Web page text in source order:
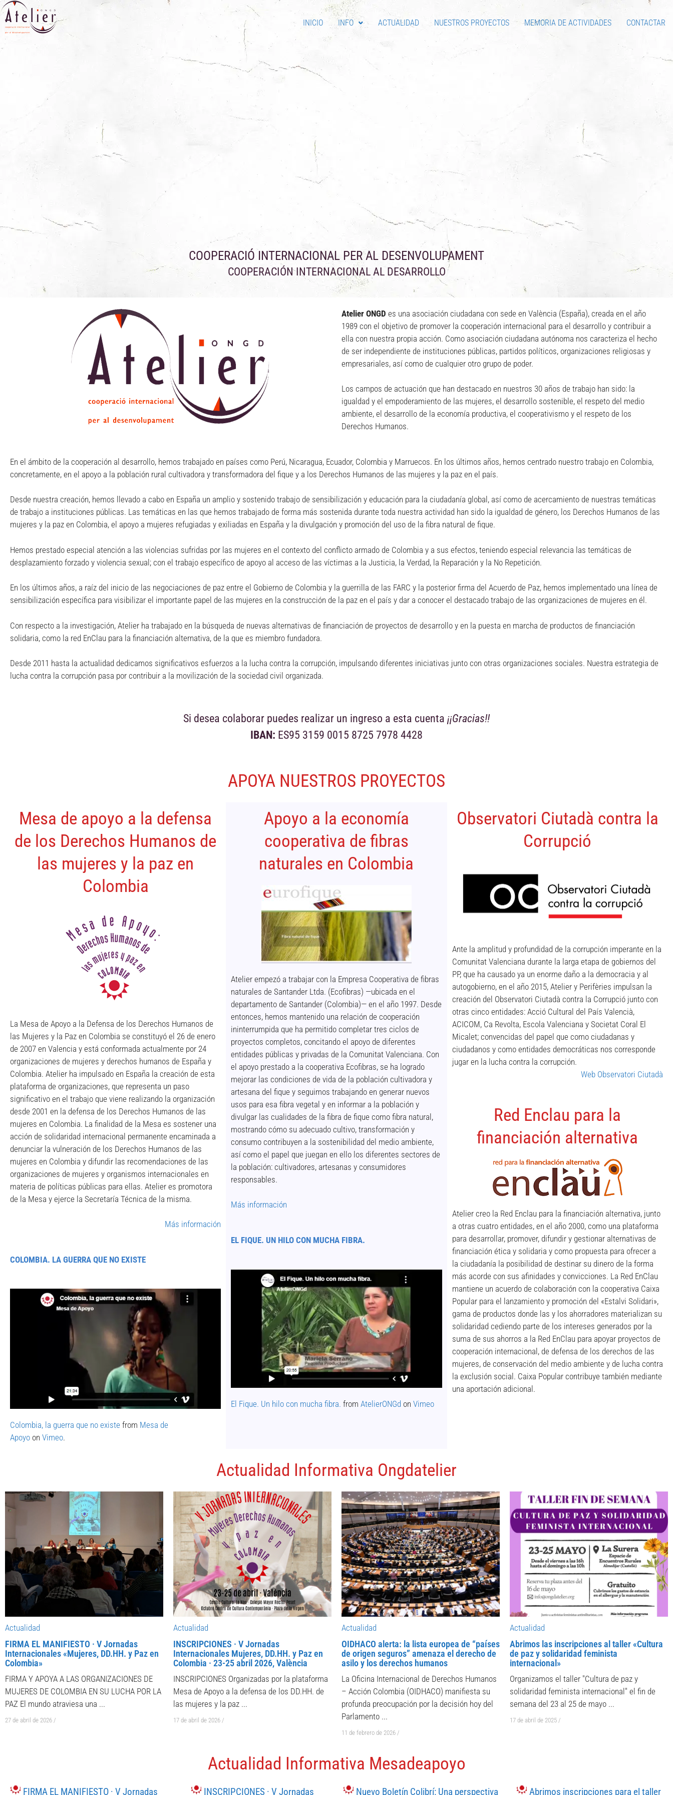
INICIO INFO ACTUALIDAD NUESTROS PROYECTOS MEMORIA DE ACTIVIDADES CONTACTAR
COOPERACIÓ INTERNACIONAL PER AL DESENVOLUPAMENT
COOPERACIÓN INTERNACIONAL AL DESARROLLO
Atelier ONGD es una asociación ciudadana con sede en València (España), creada en el año
1989 con el objetivo de promover la cooperación internacional para el desarrollo y contribuir a
ella con nuestra propia acción. Como asociación ciudadana autónoma nos caracteriza el hecho
de ser independiente de instituciones públicas, partidos políticos, organizaciones religiosas y
empresariales, así como de cualquier otro grupo de poder.
Los campos de actuación que han destacado en nuestros 30 años de trabajo han sido: la
igualdad y el empoderamiento de las mujeres, el desarrollo sostenible, el respeto del medio
ambiente, el desarrollo de la economía productiva, el cooperativismo y el respeto de los
Derechos Humanos.
En el ámbito de la cooperación al desarrollo, hemos trabajado en países como Perú, Nicaragua, Ecuador, Colombia y Marruecos. En los últimos años, hemos centrado nuestro trabajo en Colombia,
concretamente, en el apoyo a la población rural cultivadora y transformadora del fique y a los Derechos Humanos de las mujeres y la paz en el país.
Desde nuestra creación, hemos llevado a cabo en España un amplio y sostenido trabajo de sensibilización y educación para la ciudadanía global, así como de acercamiento de nuestras temáticas
de trabajo a instituciones públicas. Las temáticas en las que hemos trabajado de forma más sostenida durante toda nuestra actividad han sido la igualdad de género, los Derechos Humanos de las
mujeres y la paz en Colombia, el apoyo a mujeres refugiadas y exiliadas en España y la divulgación y promoción del uso de la fibra natural de fique.
Hemos prestado especial atención a las violencias sufridas por las mujeres en el contexto del conflicto armado de Colombia y a sus efectos, teniendo especial relevancia las temáticas de
desplazamiento forzado y violencia sexual; con el trabajo específico de apoyo al acceso de las víctimas a la Justicia, la Verdad, la Reparación y la No Repetición.
En los últimos años, a raíz del inicio de las negociaciones de paz entre el Gobierno de Colombia y la guerrilla de las FARC y la posterior firma del Acuerdo de Paz, hemos implementado una línea de
sensibilización específica para visibilizar el importante papel de las mujeres en la construcción de la paz en el país y dar a conocer el destacado trabajo de las organizaciones de mujeres en él.
Con respecto a la investigación, Atelier ha trabajado en la búsqueda de nuevas alternativas de financiación de proyectos de desarrollo y en la puesta en marcha de productos de financiación
solidaria, como la red EnClau para la financiación alternativa, de la que es miembro fundadora.
Desde 2011 hasta la actualidad dedicamos significativos esfuerzos a la lucha contra la corrupción, impulsando diferentes iniciativas junto con otras organizaciones sociales. Nuestra estrategia de
lucha contra la corrupción pasa por contribuir a la movilización de la sociedad civil organizada.
Si desea colaborar puedes realizar un ingreso a esta cuenta ¡¡Gracias!!
IBAN: ES95 3159 0015 8725 7978 4428
APOYA NUESTROS PROYECTOS​
Mesa de apoyo a la defensa
de los Derechos Humanos de
las mujeres y la paz en
Colombia
La Mesa de Apoyo a la Defensa de los Derechos Humanos de
las Mujeres y la Paz en Colombia se constituyó el 26 de enero
de 2007 en Valencia y está conformada actualmente por 24
organizaciones de mujeres y derechos humanos de España y
Colombia. Atelier ha impulsado en España la creación de esta
plataforma de organizaciones, que representa un paso
significativo en el trabajo que viene realizando la organización
desde 2001 en la defensa de los Derechos Humanos de las
mujeres en Colombia. La finalidad de la Mesa es sostener una
acción de solidaridad internacional permanente encaminada a
denunciar la vulneración de los Derechos Humanos de las
mujeres en Colombia y difundir las recomendaciones de las
organizaciones de mujeres y organismos internacionales en
materia de políticas públicas para ellas. Atelier es promotora
de la Mesa y ejerce la Secretaría Técnica de la misma.
Más información
COLOMBIA. LA GUERRA QUE NO EXISTE
Colombia, la guerra que no existe from Mesa de
Apoyo on Vimeo.
Apoyo a la economía
cooperativa de fibras
naturales en Colombia
Atelier empezó a trabajar con la Empresa Cooperativa de fibras
naturales de Santander Ltda. (Ecofibras) —ubicada en el
departamento de Santander (Colombia)— en el año 1997. Desde
entonces, hemos mantenido una relación de cooperación
ininterrumpida que ha permitido completar tres ciclos de
proyectos completos, concitando el apoyo de diferentes
entidades públicas y privadas de la Comunitat Valenciana. Con
el apoyo prestado a la cooperativa Ecofibras, se ha logrado
mejorar las condiciones de vida de la población cultivadora y
artesana del fique y seguimos trabajando en generar nuevos
usos para esa fibra vegetal y en informar a la población y
divulgar las cualidades de la fibra de fique como fibra natural,
mostrando cómo su adecuado cultivo, transformación y
consumo contribuyen a la sostenibilidad del medio ambiente,
así como el papel que juegan en ello los diferentes sectores de
la población: cultivadores, artesanas y consumidores
responsables.
Más información
EL FIQUE. UN HILO CON MUCHA FIBRA.
El Fique. Un hilo con mucha fibra. fromAtelierONGd onVimeo
Observatori Ciutadà contra la
Corrupció
Ante la amplitud y profundidad de la corrupción imperante en la
Comunitat Valenciana durante la larga etapa de gobiernos del
PP, que ha causado ya un enorme daño a la democracia y al
autogobierno, en el año 2015, Atelier y Perifèries impulsan la
creación del Observatori Ciutadà contra la Corrupció junto con
otras cinco entidades: Acció Cultural del País Valencià,
ACICOM, Ca Revolta, Escola Valenciana y Societat Coral El
Micalet; convencidas del papel que como ciudadanas y
ciudadanos y como entidades democráticas nos corresponde
jugar en la lucha contra la corrupción.
Web Observatori Ciutadà
Red Enclau para la
financiación alternativa
Atelier creo la Red Enclau para la financiación alternativa, junto
a otras cuatro entidades, en el año 2000, como una plataforma
para desarrollar, promover, difundir y gestionar alternativas de
financiación ética y solidaria y como propuesta para ofrecer a
la ciudadanía la posibilidad de destinar su dinero de la forma
más acorde con sus afinidades y convicciones. La Red EnClau
mantiene un acuerdo de colaboración con la cooperativa Caixa
Popular para el lanzamiento y promoción del «Estalvi Solidari»,
gama de productos donde las y los ahorradores materializan su
solidaridad cediendo parte de los intereses generados por la
suma de sus ahorros a la Red EnClau para apoyar proyectos de
cooperación internacional, de defensa de los derechos de las
mujeres, de conservación del medio ambiente y de lucha contra
la exclusión social. Caixa Popular contribuye también mediante
una aportación adicional.
Actualidad Informativa Ongdatelier
Actualidad
FIRMA EL MANIFIESTO · V Jornadas
Internacionales «Mujeres, DD.HH. y Paz en
Colombia»
FIRMA Y APOYA A LAS ORGANIZACIONES DE
MUJERES DE COLOMBIA EN SU LUCHA POR LA
PAZ El mundo atraviesa una ...
27 de abril de 2026 /
Actualidad
INSCRIPCIONES · V Jornadas
Internacionales Mujeres, DD.HH. y Paz en
Colombia · 23-25 abril 2026, València
INSCRIPCIONES Organizadas por la plataforma
Mesa de Apoyo a la defensa de los DD.HH. de
las mujeres y la paz ...
17 de abril de 2026 /
Actualidad
OIDHACO alerta: la lista europea de “países
de origen seguros” amenaza el derecho de
asilo y los derechos humanos
La Oficina Internacional de Derechos Humanos
– Acción Colombia (OIDHACO) manifiesta su
profunda preocupación por la decisión hoy del
Parlamento ...
11 de febrero de 2026 /
Actualidad
Abrimos las inscripciones al taller «Cultura
de paz y solidaridad feminista
internacional»
Organizamos el taller "Cultura de paz y
solidaridad feminista internacional" el fin de
semana del 23 al 25 de mayo ...
17 de abril de 2025 /
Actualidad Informativa Mesadeapoyo
FIRMA EL MANIFIESTO · V Jornadas INSCRIPCIONES · V Jornadas Nuevo Boletín Colibrí: Una perspectiva Abrimos inscripciones para el taller